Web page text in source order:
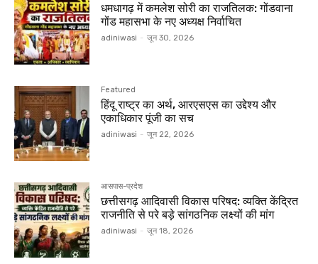
धमधागढ़ में कमलेश सोरी का राजतिलक: गोंडवाना
गोंड महासभा के नए अध्यक्ष निर्वाचित
adiniwasi - जून 30, 2026
Featured
हिंदू राष्ट्र का अर्थ, आरएसएस का उद्देश्य और
एकाधिकार पूंजी का सच
adiniwasi - जून 22, 2026
आसपास-प्रदेश
छत्तीसगढ़ आदिवासी विकास परिषद: व्यक्ति केंद्रित
राजनीति से परे बड़े सांगठनिक लक्ष्यों की मांग
adiniwasi - जून 18, 2026